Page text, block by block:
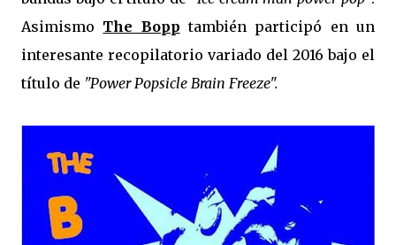
Asimismo The Bopp también participó en un
interesante recopilatorio variado del 2016 bajo el
título de "Power Popsicle Brain Freeze".